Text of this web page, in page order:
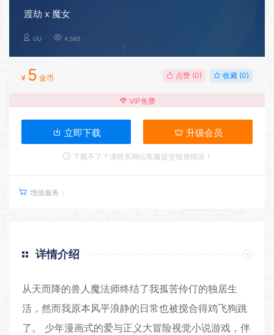
渡劫 x 魔女
UU 4,565
¥ 5 金币 点赞 (0) 收藏 (0)
VIP免费
立即下载 升级会员
下载不了？请联系网站客服提交链接错误！
增值服务：
详情介绍
从天而降的兽人魔法师终结了我孤苦伶仃的独居生
活，然而我原本风平浪静的日常也被搅合得鸡飞狗跳
了。 少年漫画式的爱与正义大冒险视觉小说游戏，伴